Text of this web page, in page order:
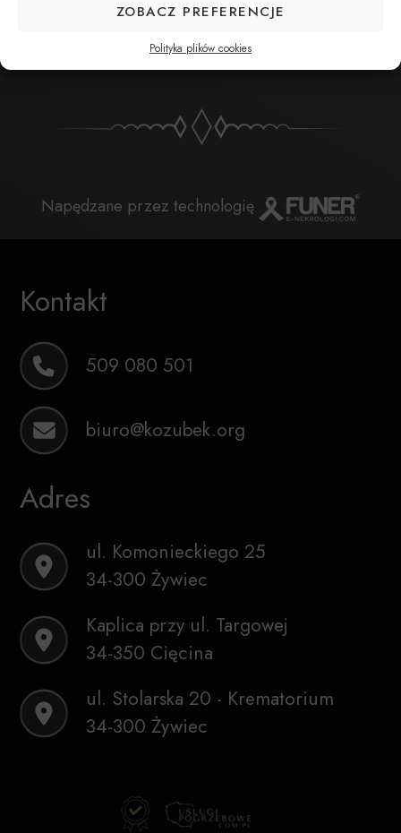
ZOBACZ PREFERENCJE
Polityka plików cookies
POBIERZ POWIADOMIENIE SMS
Napędzane przez technologię
Kontakt
509 080 501
biuro@kozubek.org
Adres
ul. Komonieckiego 25
34-300 Żywiec
Kaplica przy ul. Targowej
34-350 Cięcina
ul. Stolarska 20 - Krematorium
34-300 Żywiec